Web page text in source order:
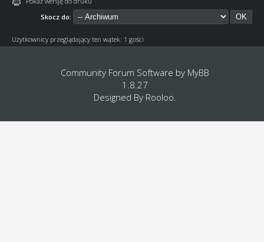
Skocz do:
Użytkownicy przeglądający ten wątek: 1 gości
Community Forum Software by MyBB
1.8.27
Designed By Rooloo